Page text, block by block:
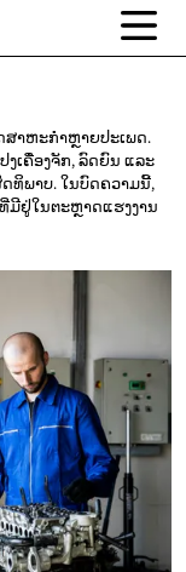
າຫະກຳຫຼາຍປະເພດ.
ເຄື່ອງຈັກ, ລົດຍົນ ແລະ
ທິພາບ. ໃນບົດຄວາມນີ້,
ມີຢູ່ໃນຕະຫຼາດແຮງງານ